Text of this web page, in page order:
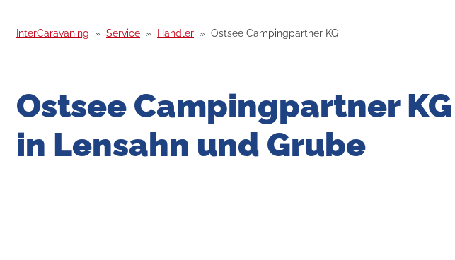
InterCaravaning Service Händler Ostsee Campingpartner KG
Ostsee Campingpartner KG
in Lensahn und Grube